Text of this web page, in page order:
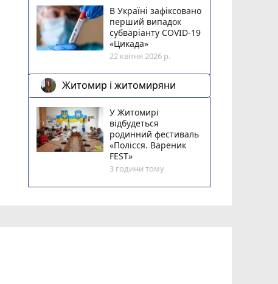
В Україні зафіксовано
перший випадок
субваріанту COVID-19
«Цикада»
22 квітня 2026 р.
Житомир і житомиряни
У Житомирі
відбудеться
родинний фестиваль
«Полісся. Вареник
FEST»
3 години тому